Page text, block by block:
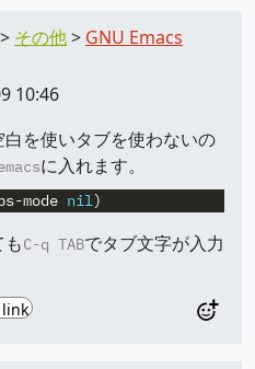
その他 GNU Emacs
10:46
を使いタブを使わないの
に入れます。
mode nil )
C-q TABでタブ文字が入力
link